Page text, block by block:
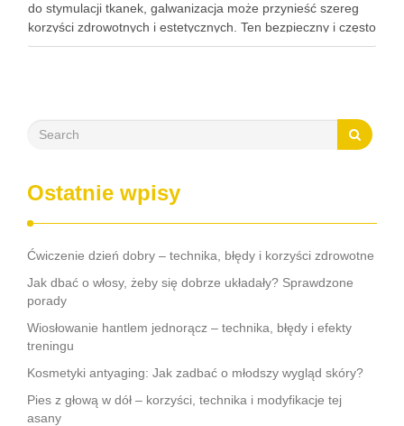
do stymulacji tkanek, galwanizacja może przynieść szereg
korzyści zdrowotnych i estetycznych. Ten bezpieczny i często
nieodczuwalny zabieg może pomóc w poprawie krążenia,
Ostatnie wpisy
Ćwiczenie dzień dobry – technika, błędy i korzyści zdrowotne
Jak dbać o włosy, żeby się dobrze układały? Sprawdzone
porady
Wiosłowanie hantlem jednorącz – technika, błędy i efekty
treningu
Kosmetyki antyaging: Jak zadbać o młodszy wygląd skóry?
Pies z głową w dół – korzyści, technika i modyfikacje tej
asany